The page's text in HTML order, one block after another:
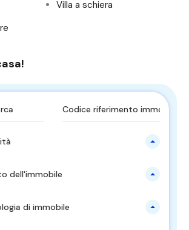
Villa a schiera
dell'immobile
di immobile